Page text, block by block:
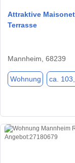
Attraktive
Terrasse
Mannheim, 68239
Wohnung ca.